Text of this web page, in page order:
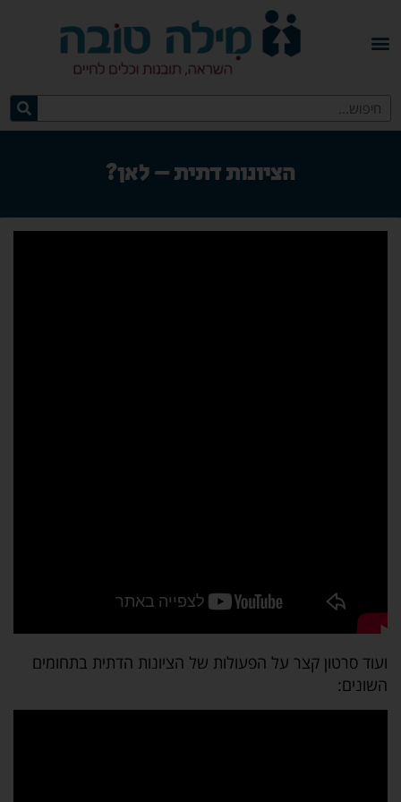
הציונות דתית – לאן?
ועוד סרטון קצר על הפעולות של הציונות הדתית בתחומים
השונים: